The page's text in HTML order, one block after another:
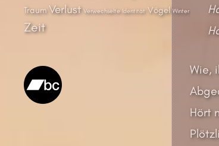
Wie,
Hört
Traum Verlust Verwechselte Identität Vögel Winter
Zeit